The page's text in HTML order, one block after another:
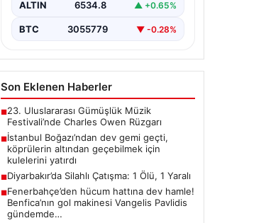
ALTIN 6534.8 ▲ +0.65%
BTC 3055779 ▼ -0.28%
Son Eklenen Haberler
■23. Uluslararası Gümüşlük Müzik
Festivali’nde Charles Owen Rüzgarı
■İstanbul Boğazı’ndan dev gemi geçti,
köprülerin altından geçebilmek için
kulelerini yatırdı
■Diyarbakır’da Silahlı Çatışma: 1 Ölü, 1 Yaralı
■Fenerbahçe’den hücum hattına dev hamle!
Benfica’nın gol makinesi Vangelis Pavlidis
gündemde…